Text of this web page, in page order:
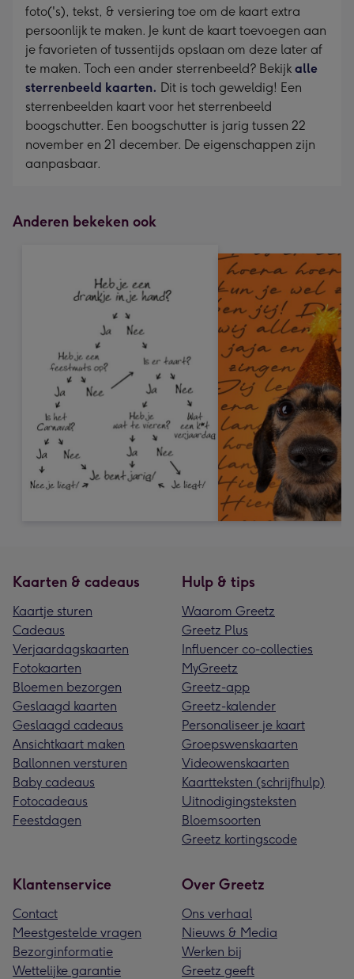
foto('s), tekst, & versiering toe om de kaart extra
persoonlijk te maken. Je kunt de kaart toevoegen aan
je favorieten of tussentijds opslaan om deze later af
te maken. Toch een ander sterrenbeeld? Bekijk alle
sterrenbeeld kaarten. Dit is toch geweldig! Een
sterrenbeelden kaart voor het sterrenbeeld
boogschutter. Een boogschutter is jarig tussen 22
november en 21 december. De eigenschappen zijn
aanpasbaar.
Anderen bekeken ook
Kaarten & cadeaus
Kaartje sturen
Cadeaus
Verjaardagskaarten
Fotokaarten
Bloemen bezorgen
Geslaagd kaarten
Geslaagd cadeaus
Ansichtkaart maken
Ballonnen versturen
Baby cadeaus
Fotocadeaus
Feestdagen
Hulp & tips
Waarom Greetz
Greetz Plus
Influencer co-collecties
MyGreetz
Greetz-app
Greetz-kalender
Personaliseer je kaart
Groepswenskaarten
Videowenskaarten
Kaartteksten (schrijfhulp)
Uitnodigingsteksten
Bloemsoorten
Greetz kortingscode
Klantenservice
Contact
Meestgestelde vragen
Bezorginformatie
Wettelijke garantie
Over Greetz
Ons verhaal
Nieuws & Media
Werken bij
Greetz geeft